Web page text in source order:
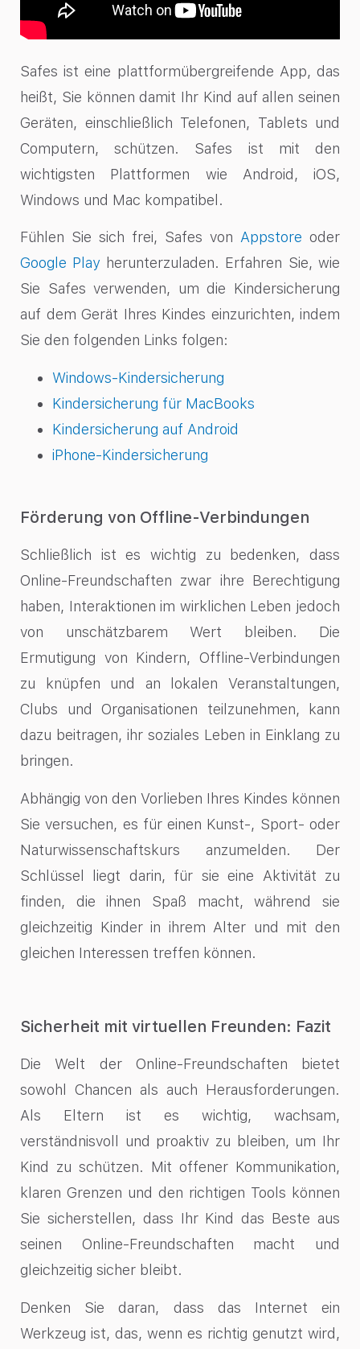
Safes ist eine plattformübergreifende App, das
heißt, Sie können damit Ihr Kind auf allen seinen
Geräten, einschließlich Telefonen, Tablets und
Computern, schützen. Safes ist mit den
wichtigsten Plattformen wie Android, iOS,
Windows und Mac kompatibel.
Fühlen Sie sich frei, Safes von Appstore oder
Google Playherunterzuladen. Erfahren Sie, wie
Sie Safes verwenden, um die Kindersicherung
auf dem Gerät Ihres Kindes einzurichten, indem
Sie den folgenden Links folgen:
Windows-Kindersicherung
Kindersicherung für MacBooks
Kindersicherung auf Android
iPhone-Kindersicherung
Förderung von Offline-Verbindungen
Schließlich ist es wichtig zu bedenken, dass
Online-Freundschaften zwar ihre Berechtigung
haben, Interaktionen im wirklichen Leben jedoch
von unschätzbarem Wert bleiben. Die
Ermutigung von Kindern, Offline-Verbindungen
zu knüpfen und an lokalen Veranstaltungen,
Clubs und Organisationen teilzunehmen, kann
dazu beitragen, ihr soziales Leben in Einklang zu
bringen.
Abhängig von den Vorlieben Ihres Kindes können
Sie versuchen, es für einen Kunst-, Sport- oder
Naturwissenschaftskurs anzumelden. Der
Schlüssel liegt darin, für sie eine Aktivität zu
finden, die ihnen Spaß macht, während sie
gleichzeitig Kinder in ihrem Alter und mit den
gleichen Interessen treffen können.
Sicherheit mit virtuellen Freunden: Fazit
Die Welt der Online-Freundschaften bietet
sowohl Chancen als auch Herausforderungen.
Als Eltern ist es wichtig, wachsam,
verständnisvoll und proaktiv zu bleiben, um Ihr
Kind zu schützen. Mit offener Kommunikation,
klaren Grenzen und den richtigen Tools können
Sie sicherstellen, dass Ihr Kind das Beste aus
seinen Online-Freundschaften macht und
gleichzeitig sicher bleibt.
Denken Sie daran, dass das Internet ein
Werkzeug ist, das, wenn es richtig genutzt wird,